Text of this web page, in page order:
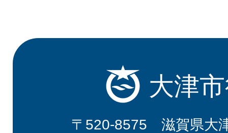
大津
〒520-8575 滋賀県大